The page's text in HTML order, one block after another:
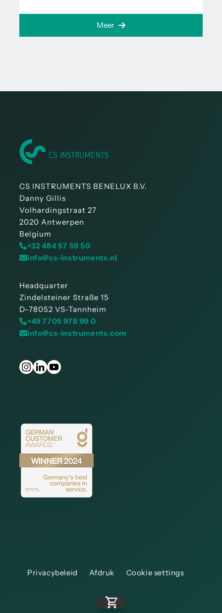
Meer
CS INSTRUMENTS BENELUX B.V.
Danny Gillis
Volhardingstraat 27
2020 Antwerpen
Belgium
+32 484 57 59 50
info@cs-instruments.nl
Headquarter
Zindelsteiner Straße 15
D-78052 VS-Tannheim
+49 7705 978 99 0
info@cs-instruments.com
Privacybeleid Afdruk Cookie settings